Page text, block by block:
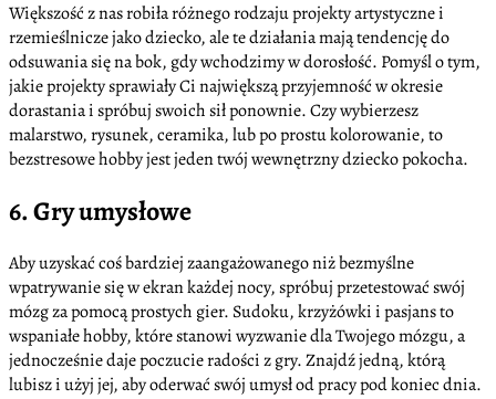
Większość z nas robiła różnego rodzaju projekty artystyczne i
rzemieślnicze jako dziecko, ale te działania mają tendencję do
odsuwania się na bok, gdy wchodzimy w dorosłość. Pomyśl o tym,
jakie projekty sprawiały Ci największą przyjemność w okresie
dorastania i spróbuj swoich sił ponownie. Czy wybierzesz
malarstwo, rysunek, ceramika, lub po prostu kolorowanie, to
bezstresowe hobby jest jeden twój wewnętrzny dziecko pokocha.
6. Gry umysłowe
Aby uzyskać coś bardziej zaangażowanego niż bezmyślne
wpatrywanie się w ekran każdej nocy, spróbuj przetestować swój
mózg za pomocą prostych gier. Sudoku, krzyżówki i pasjans to
wspaniałe hobby, które stanowi wyzwanie dla Twojego mózgu, a
jednocześnie daje poczucie radości z gry. Znajdź jedną, którą
lubisz i użyj jej, aby oderwać swój umysł od pracy pod koniec dnia.